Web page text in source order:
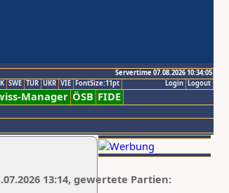
Servertime 07.08.2026 10:34:05
Logout
Login
SWE TUR UKR VIE FontSize:11pt
Manager ÖSB FIDE
13:14, gewertete Partien: